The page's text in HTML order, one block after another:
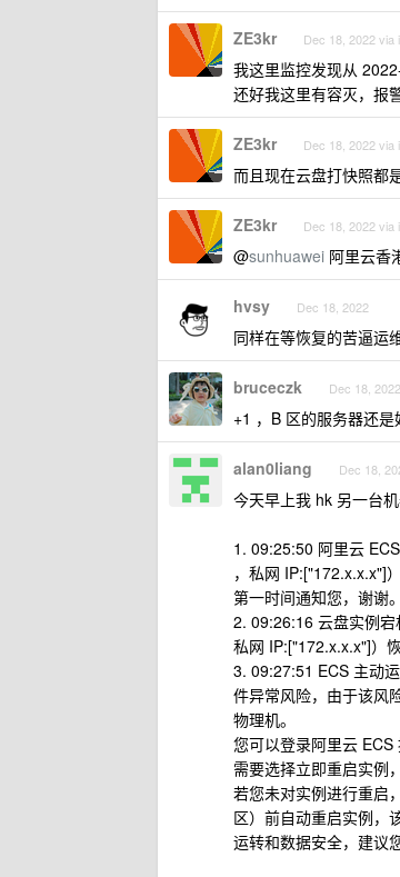
ZE3kr Dec 18, 2022 via
我这里监控发现从
还好我这里有容灭，报
ZE3kr Dec 18, 2022 via
而且现在云盘打快照都
ZE3kr Dec 18, 2022 via
@sunhuawei 阿里云香
hvsy Dec 18, 2022
同样在等恢复的苦逼运
bruceczk Dec 18, 2022
+1 ，B 区的服务器还
alan0liang Dec 18,
今天早上我 hk 另一台
1. 09:25:50 阿里云
，私网 IP:["172.x.x.x"]
第一时间通知您，谢谢。
2. 09:26:16 云盘实例宕
私网 IP:["172.x.x.x"]）
3. 09:27:51 ECS 主动
件异常风险，由于该风
物理机。
您可以登录阿里云
需要选择立即重启实例
若您未对实例进行重启
区）前自动重启实例，
运转和数据安全，建议